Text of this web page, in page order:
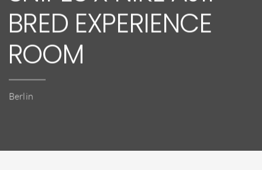
Projekte
DE
BRED EXPERIENCE
ROOM
Berlin